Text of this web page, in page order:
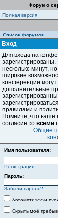
Форум о
Полная версия
Список форумов
Вход
Для входа на
зарегистрированы.
несколько минут,
широкие
конференции
дополнительные
правилами и
Помните, что ваше
согласие со всеми
Общие
Имя пользователя:
Регистрация
Пароль:
Забыли пароль?
Автоматически
Скрыть моё